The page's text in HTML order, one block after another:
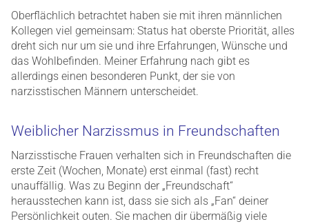
Oberflächlich betrachtet haben sie mit ihren männlichen
Kollegen viel gemeinsam: Status hat oberste Priorität, alles
dreht sich nur um sie und ihre Erfahrungen, Wünsche und
das Wohlbefinden. Meiner Erfahrung nach gibt es
allerdings einen besonderen Punkt, der sie von
narzisstischen Männern unterscheidet.
Weiblicher Narzissmus in Freundschaften
Narzisstische Frauen verhalten sich in Freundschaften die
erste Zeit (Wochen, Monate) erst einmal (fast) recht
unauffällig. Was zu Beginn der „Freundschaft“
herausstechen kann ist, dass sie sich als „Fan“ deiner
Persönlichkeit outen. Sie machen dir übermäßig viele